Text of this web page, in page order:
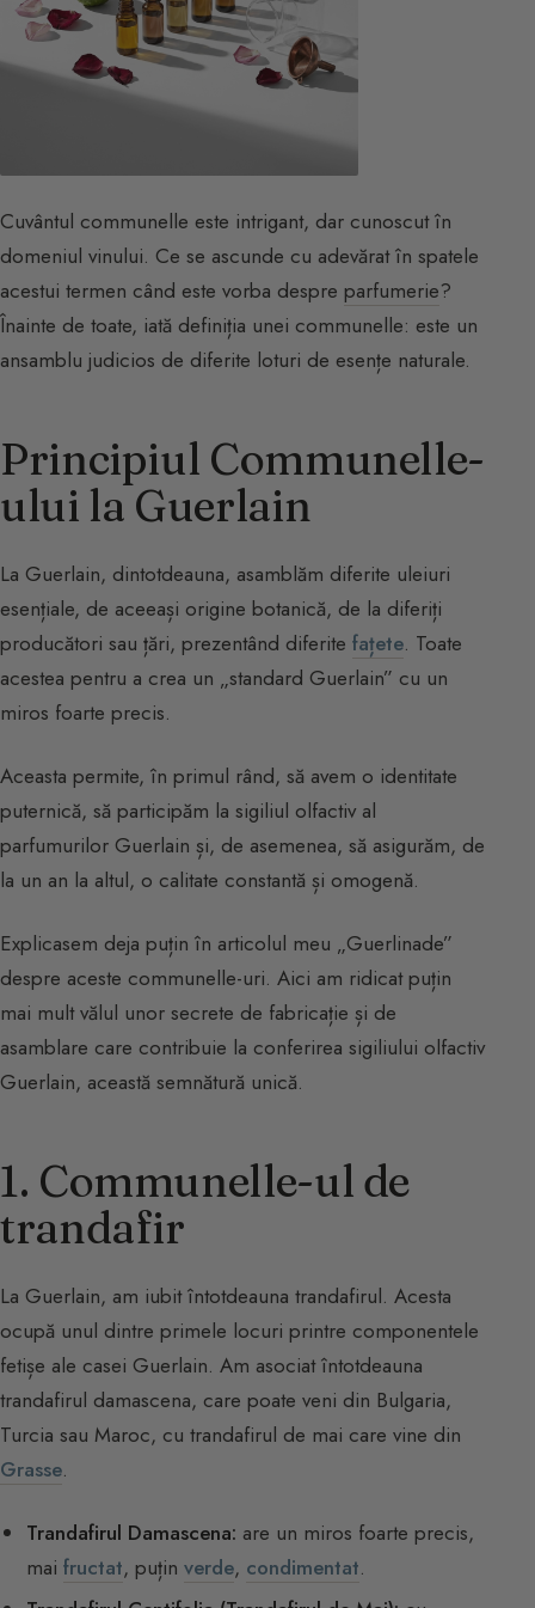
Cuvântul communelle este intrigant, dar cunoscut în
domeniul vinului. Ce se ascunde cu adevărat în spatele
acestui termen când este vorba despre parfumerie?
Înainte de toate, iată definiția unei communelle: este un
ansamblu judicios de diferite loturi de esențe naturale.
Principiul Communelle-
ului la Guerlain
La Guerlain, dintotdeauna, asamblăm diferite uleiuri
esențiale, de aceeași origine botanică, de la diferiți
producători sau țări, prezentând diferite fațete. Toate
acestea pentru a crea un „standard Guerlain” cu un
miros foarte precis.
Aceasta permite, în primul rând, să avem o identitate
puternică, să participăm la sigiliul olfactiv al
parfumurilor Guerlain și, de asemenea, să asigurăm, de
la un an la altul, o calitate constantă și omogenă.
Explicasem deja puțin în articolul meu „Guerlinade”
despre aceste communelle-uri. Aici am ridicat puțin
mai mult vălul unor secrete de fabricație și de
asamblare care contribuie la conferirea sigiliului olfactiv
Guerlain, această semnătură unică.
1. Communelle-ul de
trandafir
La Guerlain, am iubit întotdeauna trandafirul. Acesta
ocupă unul dintre primele locuri printre componentele
fetișe ale casei Guerlain. Am asociat întotdeauna
trandafirul damascena, care poate veni din Bulgaria,
Turcia sau Maroc, cu trandafirul de mai care vine din
Grasse.
Trandafirul Damascena: are un miros foarte precis,
maifructat, puținverde, condimentat.